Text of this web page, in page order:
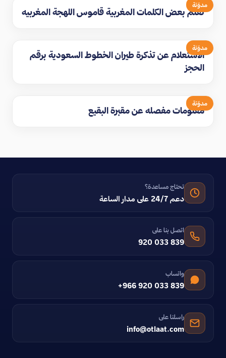
مدوّنة
تعلم بعض الكلمات المغربية قاموس اللهجة المغربيه
مدوّنة
الاستعلام عن تذكرة طيران الخطوط السعودية برقم
الحجز
مدوّنة
معلومات مفصله عن مقبرة البقيع
تحتاج مساعدة؟
دعم 24/7 على مدار الساعة
اتصل بنا على
920 033 839
واتساب
+966 920 033 839
راسلنا على
info@otlaat.com